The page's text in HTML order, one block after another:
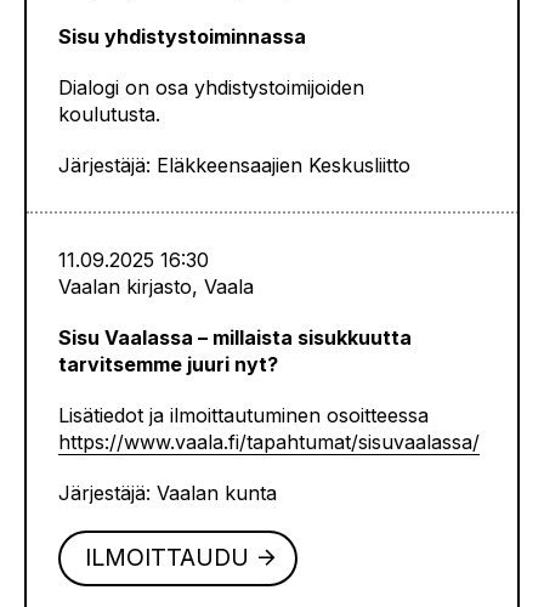
Sisu yhdistystoiminnassa
Dialogi on osa yhdistystoimijoiden
koulutusta.
Järjestäjä: Eläkkeensaajien Keskusliitto
11.09.2025 16:30
Vaalan kirjasto, Vaala
Sisu Vaalassa – millaista sisukkuutta
tarvitsemme juuri nyt?
Lisätiedot ja ilmoittautuminen osoitteessa
https://www.vaala.fi/tapahtumat/sisuvaalassa/
Järjestäjä: Vaalan kunta
ILMOITTAUDU arrow_forward